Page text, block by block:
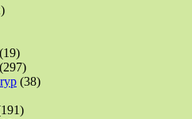
(19)
(297)
(38)